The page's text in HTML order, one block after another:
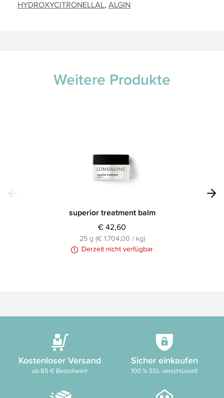
HYDROXYCITRONELLAL ALGIN
Weitere Produkte
superior treatment balm
€ 42,60
25 g (€ 1.704,00 / kg)
Derzeit nicht verfügbar
Kostenloser Versand
ab 85 € Bestellwert
Sicher einkaufen
100 % SSL verschlüsselt